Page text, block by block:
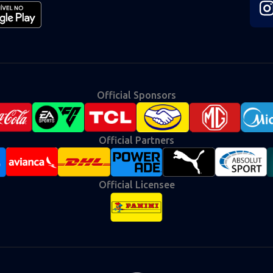
us
on
Official Sponsors
Official Partners
Official Licensee